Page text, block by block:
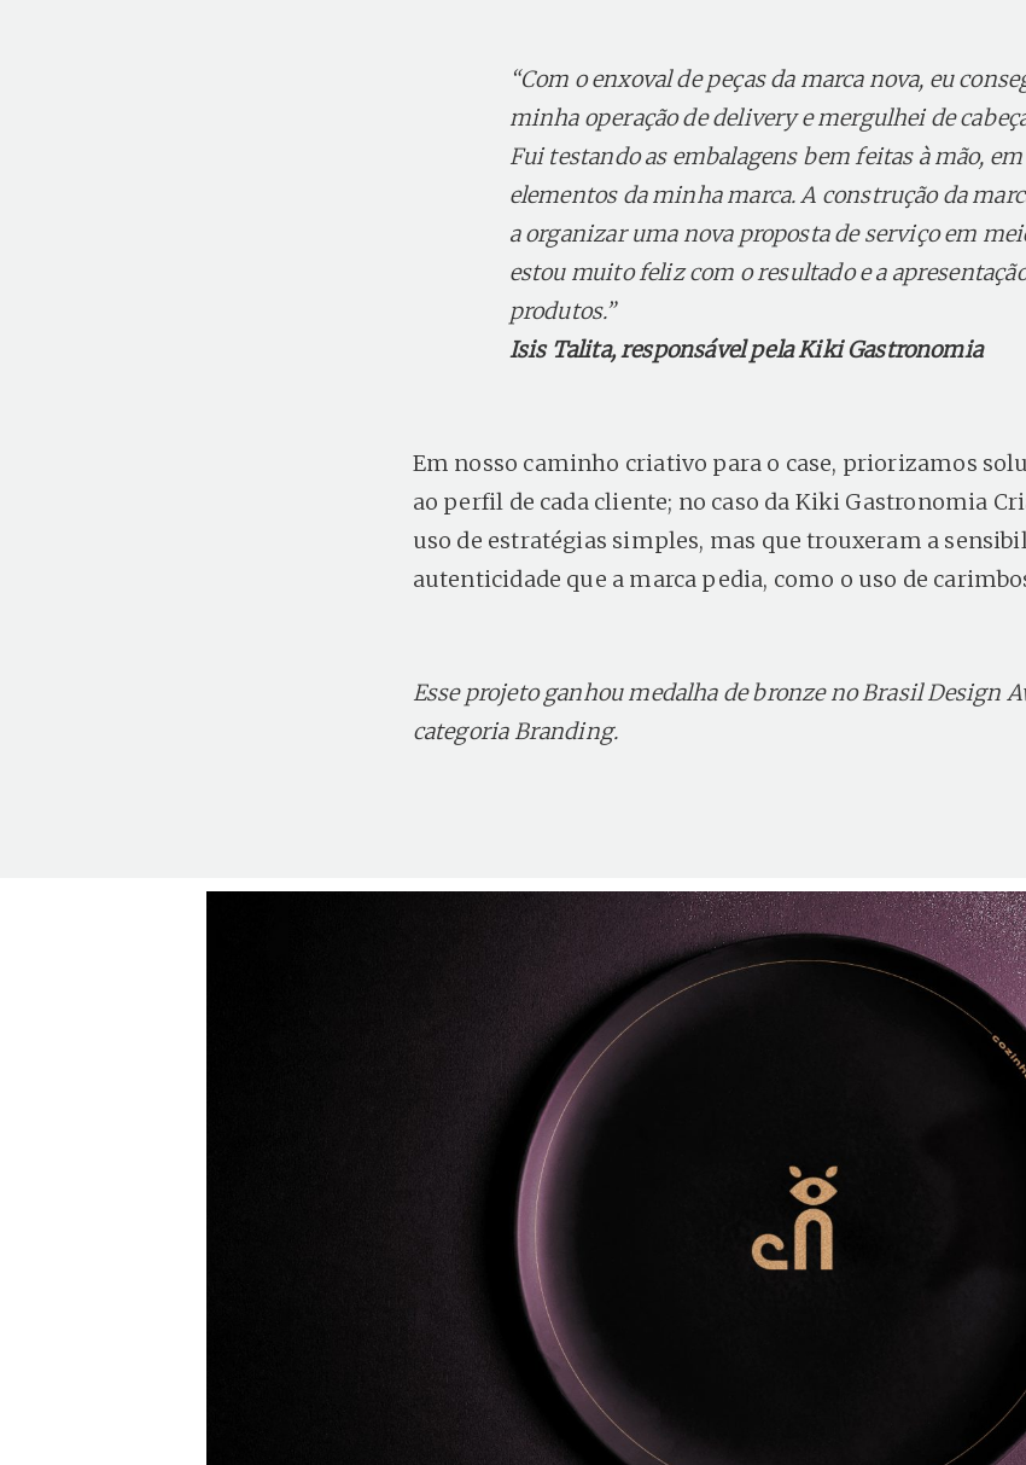
“Com o enxoval de peças da marca nova, eu
minha operação de delivery e mergulhei de
Fui testando as embalagens bem feitas à mão,
elementos da minha marca. A construção da
a organizar uma nova proposta de serviço em
estou muito feliz com o resultado e a
produtos.”
Isis Talita, responsável pela Kiki Gastronomia
Em nosso caminho criativo para o case, priorizamos
ao perfil de cada cliente; no caso da Kiki Gastronomia
uso de estratégias simples, mas que trouxeram a
autenticidade que a marca pedia, como o uso de
Esse projeto ganhou medalha de bronze no Brasil Design
categoria Branding.